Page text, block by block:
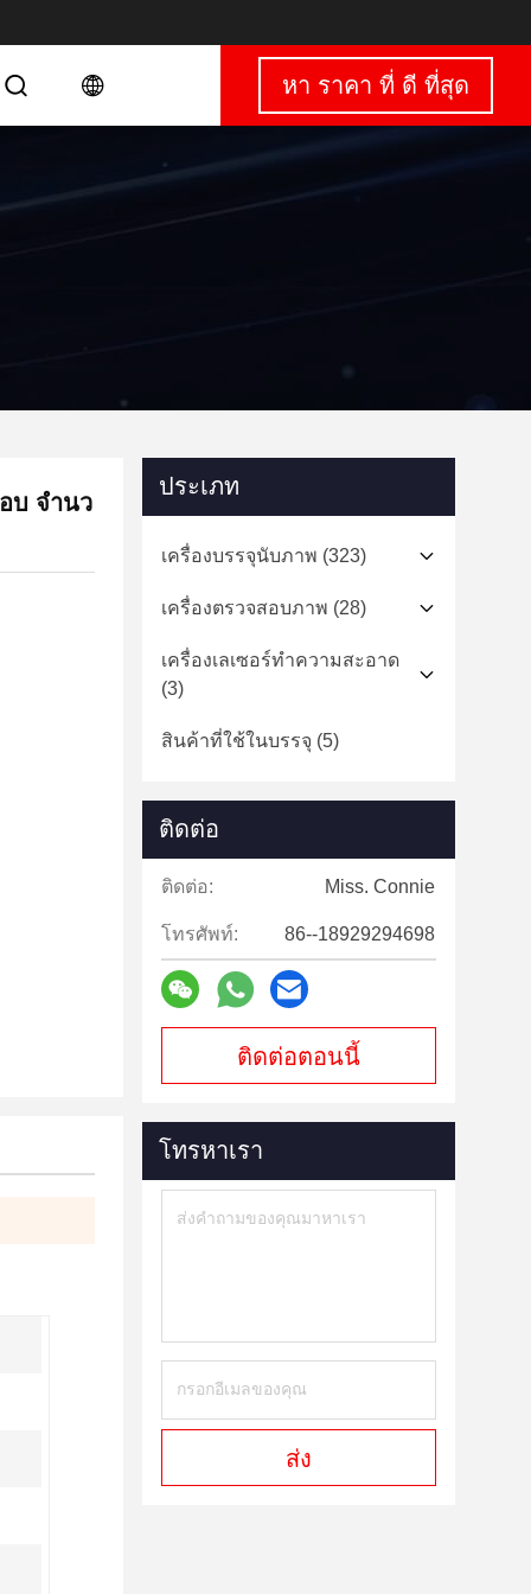
หา ราคา ที่ ดี ที่สุด
บ จํานว
ประเภท
เครื่องบรรจุนับภาพ (323)
เครื่องตรวจสอบภาพ (28)
เครื่องเลเซอร์ทำความสะอาด
(3)
สินค้าที่ใช้ในบรรจุ (5)
ติดต่อ
ติดต่อ: Miss. Connie
โทรศัพท์: 86--18929294698
ติดต่อตอนนี้
โทรหาเรา
ส่ง